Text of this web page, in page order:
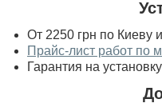
От 2250 грн по Киеву
Прайс-лист работ по
Гарантия на